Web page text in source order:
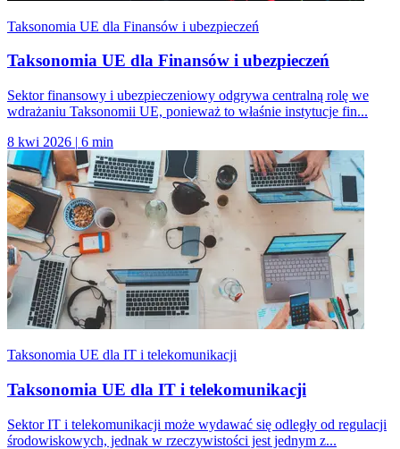
Taksonomia UE dla Finansów i ubezpieczeń
Taksonomia UE dla Finansów i ubezpieczeń
Sektor finansowy i ubezpieczeniowy odgrywa centralną rolę we
wdrażaniu Taksonomii UE, ponieważ to właśnie instytucje fin...
8 kwi 2026 | 6 min
Taksonomia UE dla IT i telekomunikacji
Taksonomia UE dla IT i telekomunikacji
Sektor IT i telekomunikacji może wydawać się odległy od regulacji
środowiskowych, jednak w rzeczywistości jest jednym z...